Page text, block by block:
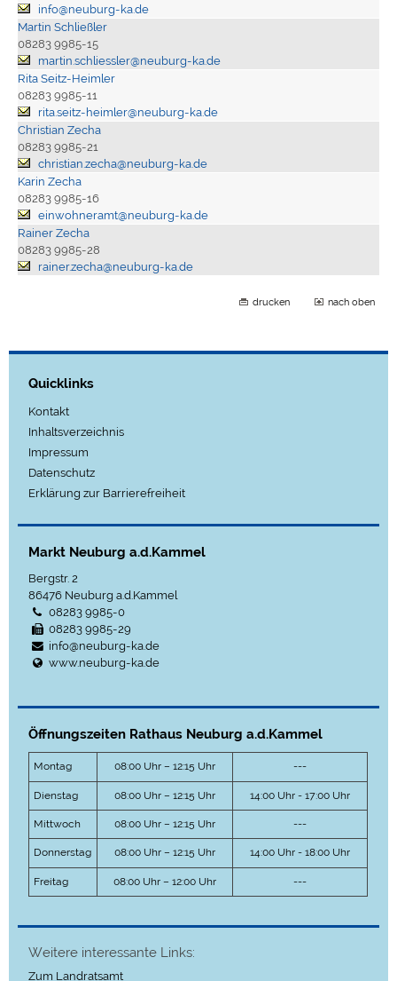
info@neuburg-ka.de
Martin Schließler
08283 9985-15
martin.schliessler@neuburg-ka.de
Rita Seitz-Heimler
08283 9985-11
rita.seitz-heimler@neuburg-ka.de
Christian Zecha
08283 9985-21
christian.zecha@neuburg-ka.de
Karin Zecha
08283 9985-16
einwohneramt@neuburg-ka.de
Rainer Zecha
08283 9985-28
rainer.zecha@neuburg-ka.de
drucken nach oben
Quicklinks
Kontakt
Inhaltsverzeichnis
Impressum
Datenschutz
Erklärung zur Barrierefreiheit
Markt Neuburg a.d.Kammel
Bergstr. 2
86476 Neuburg a.d.Kammel
08283 9985-0
08283 9985-29
info@neuburg-ka.de
www.neuburg-ka.de
Öffnungszeiten Rathaus Neuburg a.d.Kammel
Montag 08:00 Uhr – 12:15 Uhr ---
Dienstag 08:00 Uhr – 12:15 Uhr 14:00 Uhr - 17:00 Uhr
Mittwoch 08:00 Uhr – 12:15 Uhr ---
Donnerstag 08:00 Uhr – 12:15 Uhr 14:00 Uhr - 18:00 Uhr
Freitag 08:00 Uhr – 12:00 Uhr ---
Weitere interessante Links:
Zum Landratsamt